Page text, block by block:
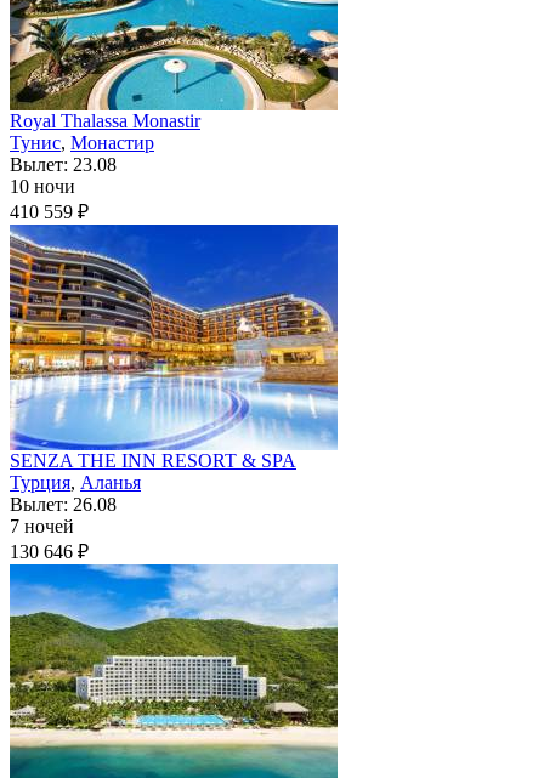
Royal Thalassa Monastir
Тунис, Монастир
Вылет: 23.08
10 ночи
410 559 ₽
SENZA THE INN RESORT & SPA
Турция, Аланья
Вылет: 26.08
7 ночей
130 646 ₽